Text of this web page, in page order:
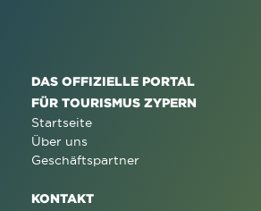
DAS OFFIZIELLE PORTAL
FÜR TOURISMUS ZYPERN
Startseite
Über uns
Geschäftspartner
KONTAKT